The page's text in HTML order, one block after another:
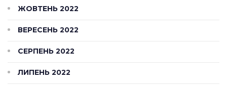
ЖОВТЕНЬ 2022
ВЕРЕСЕНЬ 2022
СЕРПЕНЬ 2022
ЛИПЕНЬ 2022